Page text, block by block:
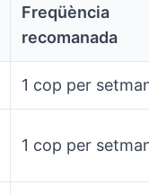
Freqüència
recomanada
1 cop per
1 cop per